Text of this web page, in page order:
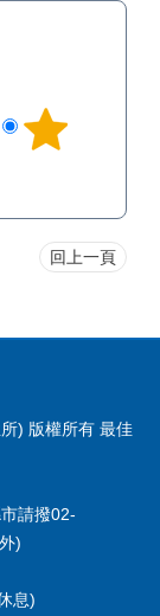
回上一頁
) 版權所有 最佳
請撥02-
)
息)